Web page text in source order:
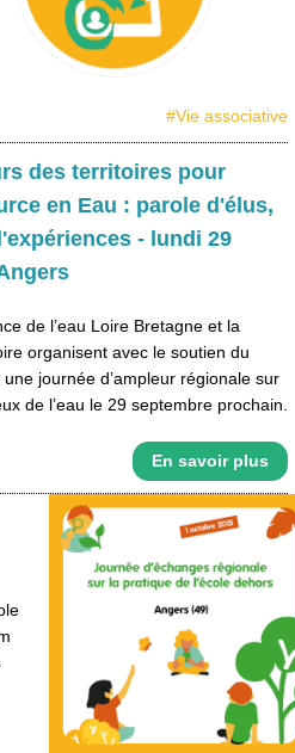
#Vie associative
des territoires pour
en Eau : parole d'élus,
- lundi 29
de l’eau Loire Bretagne et la
organisent avec le soutien du
journée d’ampleur régionale sur
de l’eau le 29 septembre prochain.
En savoir plus